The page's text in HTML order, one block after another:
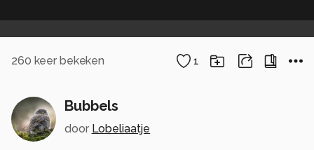
260 keer bekeken 1
Bubbels
door Lobeliaatje